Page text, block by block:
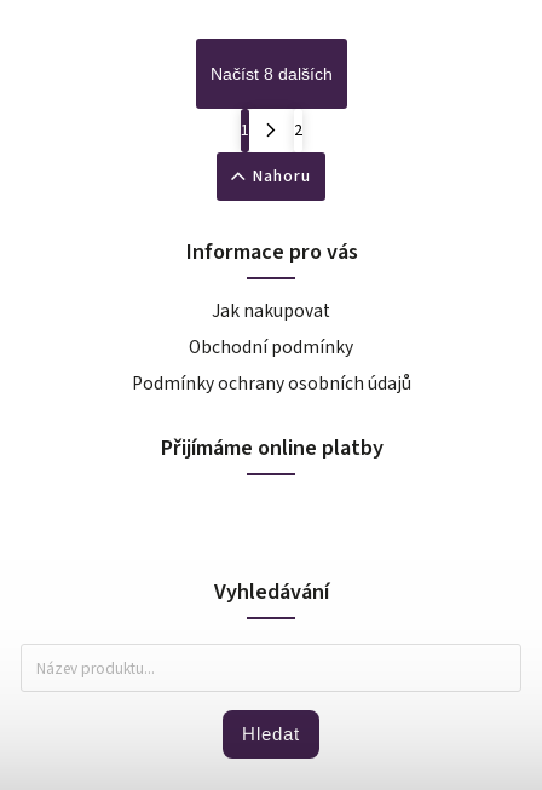
Načíst 8 dalších
1
2
Nahoru
Informace pro vás
Jak nakupovat
Obchodní podmínky
Podmínky ochrany osobních údajů
Přijímáme online platby
Vyhledávání
Hledat